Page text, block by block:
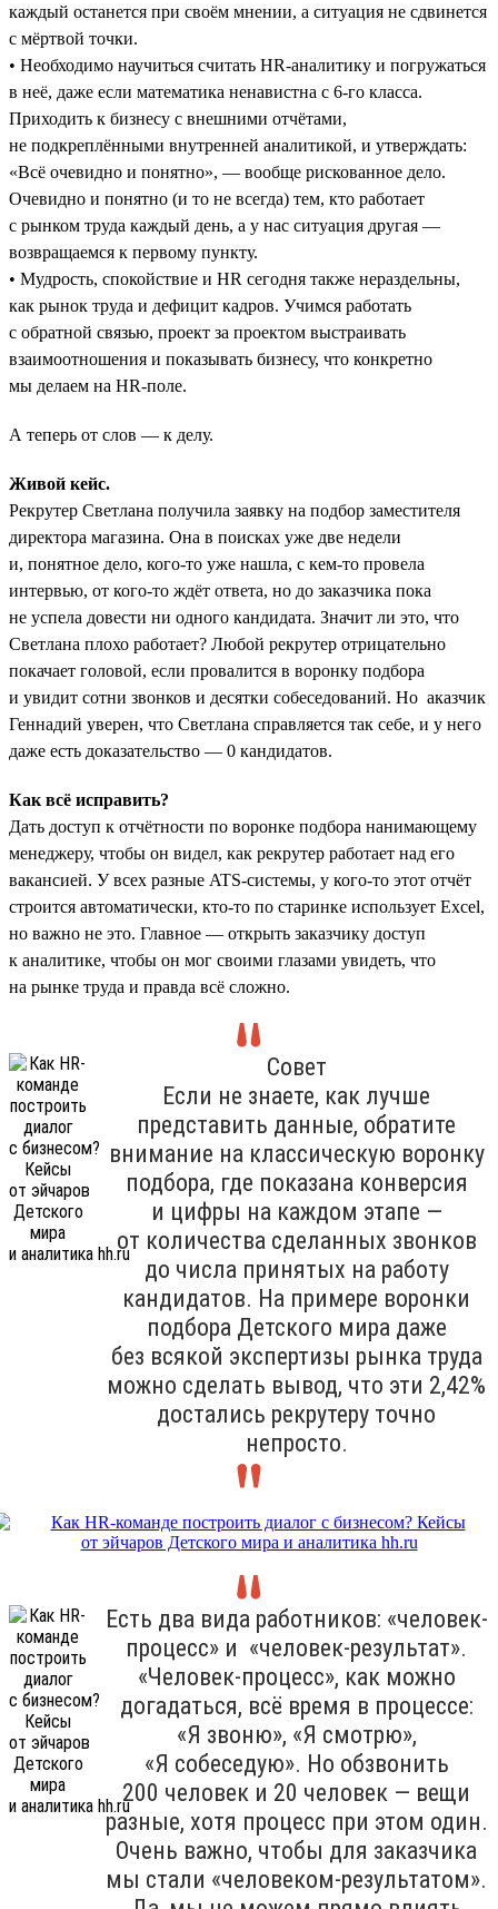
каждый останется при своём мнении, а ситуация не сдвинется
с мёртвой точки.
• Необходимо научиться считать HR-аналитику и погружаться
в неё, даже если математика ненавистна с 6-го класса.
Приходить к бизнесу с внешними отчётами,
не подкреплёнными внутренней аналитикой, и утверждать:
«Всё очевидно и понятно», — вообще рискованное дело.
Очевидно и понятно (и то не всегда) тем, кто работает
с рынком труда каждый день, а у нас ситуация другая —
возвращаемся к первому пункту.
• Мудрость, спокойствие и HR сегодня также нераздельны,
как рынок труда и дефицит кадров. Учимся работать
с обратной связью, проект за проектом выстраивать
взаимоотношения и показывать бизнесу, что конкретно
мы делаем на HR-поле.
А теперь от слов — к делу.
Живой кейс.
Рекрутер Светлана получила заявку на подбор заместителя
директора магазина. Она в поисках уже две недели
и, понятное дело, кого-то уже нашла, с кем-то провела
интервью, от кого-то ждёт ответа, но до заказчика пока
не успела довести ни одного кандидата. Значит ли это, что
Светлана плохо работает? Любой рекрутер отрицательно
покачает головой, если провалится в воронку подбора
и увидит сотни звонков и десятки собеседований. Но аказчик
Геннадий уверен, что Светлана справляется так себе, и у него
даже есть доказательство — 0 кандидатов.
Как всё исправить?
Дать доступ к отчётности по воронке подбора нанимающему
менеджеру, чтобы он видел, как рекрутер работает над его
вакансией. У всех разные ATS-системы, у кого-то этот отчёт
строится автоматически, кто-то по старинке использует Excel,
но важно не это. Главное — открыть заказчику доступ
к аналитике, чтобы он мог своими глазами увидеть, что
на рынке труда и правда всё сложно.
Совет
Если не знаете, как лучше
представить данные, обратите
внимание на классическую воронку
подбора, где показана конверсия
и цифры на каждом этапе —
от количества сделанных звонков
до числа принятых на работу
кандидатов. На примере воронки
подбора Детского мира даже
без всякой экспертизы рынка труда
можно сделать вывод, что эти 2,42%
достались рекрутеру точно
непросто.
Есть два вида работников: «человек-
процесс» и «человек-результат».
«Человек-процесс», как можно
догадаться, всё время в процессе:
«Я звоню», «Я смотрю»,
«Я собеседую». Но обзвонить
200 человек и 20 человек — вещи
разные, хотя процесс при этом один.
Очень важно, чтобы для заказчика
мы стали «человеком-результатом».